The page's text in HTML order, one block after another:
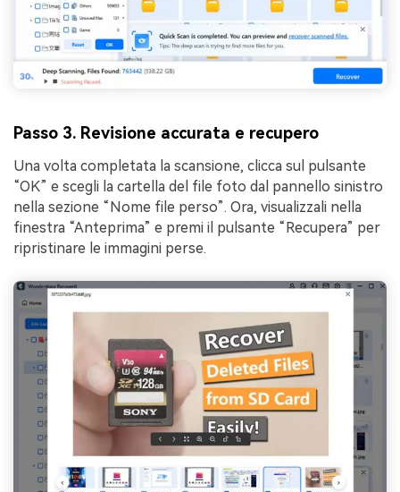
Passo 3. Revisione accurata e recupero
Una volta completata la scansione, clicca sul pulsante
“OK” e scegli la cartella del file foto dal pannello sinistro
nella sezione “Nome file perso”. Ora, visualizzali nella
finestra “Anteprima” e premi il pulsante “Recupera” per
ripristinare le immagini perse.